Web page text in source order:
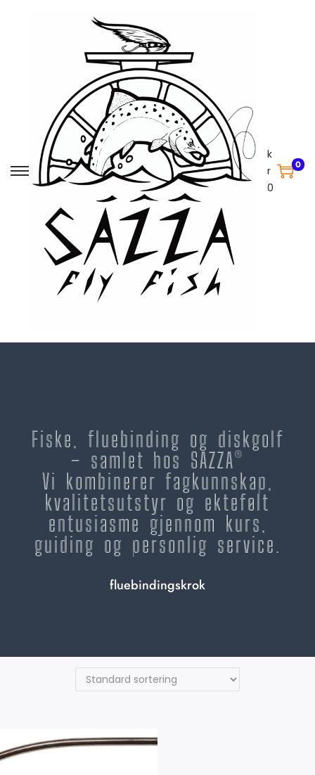
k
r
0
0
Fiske, fluebinding og diskgolf
– samlet hos SAZZA®
Vi kombinerer fagkunnskap,
kvalitetsutstyr og ektefølt
entusiasme gjennom kurs,
guiding og personlig service.
fluebindingskrok